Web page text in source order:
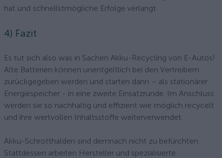
hat und schnellstmögliche Erfolge verlangt.
4) Fazit
Es tut sich also was in Sachen Akku-Recycling von E-Autos!
Alte Batterien können unentgeltlich bei den Vertreibern
zurückgegeben werden und starten dann – als stationärer
Energiespeicher - in eine zweite Einsatzrunde. Im Anschluss
werden sie so nachhaltig und effizient wie möglich recycelt
und ihre wertvollen Inhaltsstoffe weiterverwendet.
Akku-Schrotthalden sind demnach nicht zu befürchten.
Stattdessen arbeiten Hersteller und spezialisierte